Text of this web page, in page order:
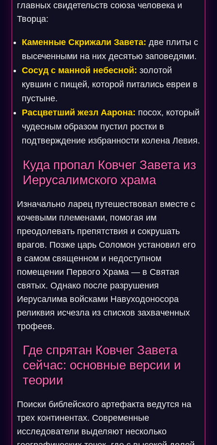
главных свидетельств союза человека и
Творца:
Каменные Скрижали Завета: две плиты с
высеченными на них десятью заповедями.
Сосуд с манной небесной: золотой
кувшин с пищей, которой питались евреи в
пустыне.
Расцветший жезл Аарона: посох, который
чудесным образом пустил ростки в
подтверждение избранности колена Левия.
Куда пропал Ковчег Завета из
Иерусалимского храма
Изначально ларец путешествовал вместе с
кочевыми племенами, помогая им
преодолевать препятствия и сокрушать
врагов. Позже царь Соломон установил его
в самом священном и недоступном
помещении Первого Храма — в Святая
святых. Однако после разрушения
Иерусалима войсками Навуходоносора
реликвия исчезла из списков захваченных
трофеев.
Где спрятан Ковчег Завета
сейчас: основные версии и
теории
Поиски библейского артефакта ведутся на
трех континентах. Современные
исследователи выделяют несколько